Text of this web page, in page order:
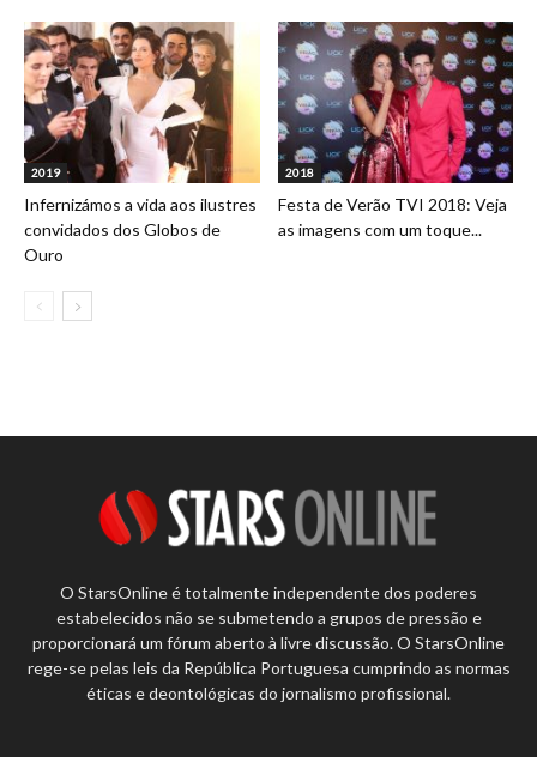
2019
Infernizámos a vida aos ilustres
convidados dos Globos de
Ouro
2018
Festa de Verão TVI 2018: Veja
as imagens com um toque...
O StarsOnline é totalmente independente dos poderes
estabelecidos não se submetendo a grupos de pressão e
proporcionará um fórum aberto à livre discussão. O StarsOnline
rege-se pelas leis da República Portuguesa cumprindo as normas
éticas e deontológicas do jornalismo profissional.